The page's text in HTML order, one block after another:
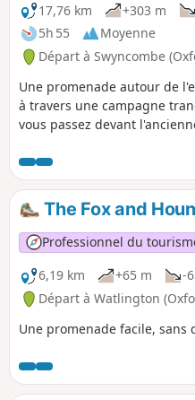
17,76 km
+303 m
5h 55
Moyenne
Départ à Swyncombe
Une promenade autour de
à travers une campagne
vous passez devant
vue imprenable sur les
Après avoir atteint Ewelme,
chemin de transhumance.
The Fox and
Professionnel du
6,19 km
+65 m -
Départ à Watlington
Une promenade facile, sans